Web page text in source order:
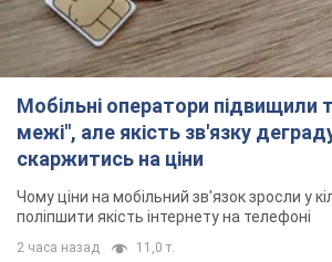
Мобільні оператори підвищили
межі", але якість зв'язку
скаржитись на ціни
Чому ціни на мобільний зв'язок зросли у
поліпшити якість інтернету на телефоні
2 часа назад 11,0 т.